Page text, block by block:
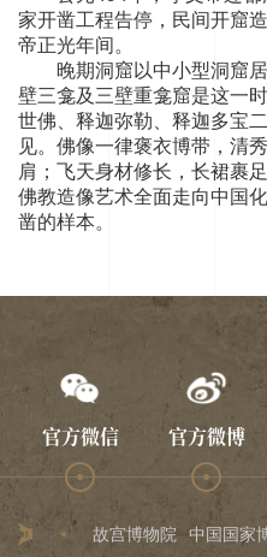
家开凿工程告停，民间开窟
帝正光年间。
晚期洞窟以中小型洞窟
壁三龛及三壁重龛窟是这一
世佛、释迦弥勒、释迦多宝
见。佛像一律褒衣博带，清
肩；飞天身材修长，长裙裹
佛教造像艺术全面走向中国
凿的样本。
官方微信 官方微博
故宫博物院 中国国家